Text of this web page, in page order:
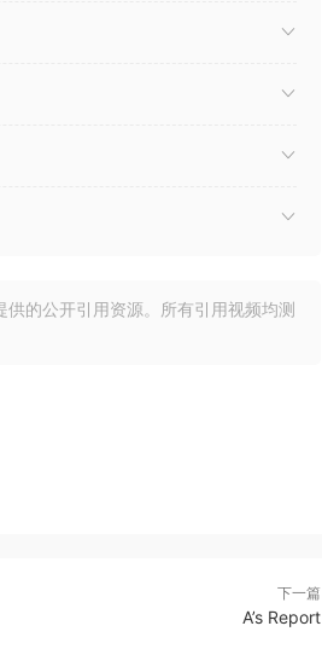
的公开引用资源。所有引用视频均测
下一篇
A’s Report